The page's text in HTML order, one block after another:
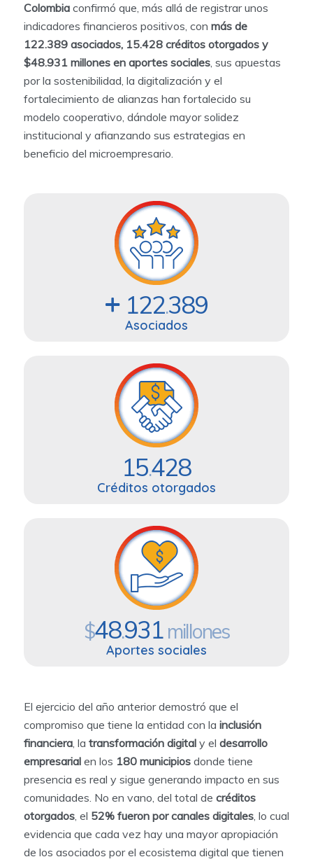
Colombiaconfirmó que, más allá de registrar unos
indicadores financieros positivos, con más de
122.389 asociados, 15.428 créditos otorgados y
$48.931 millones en aportes sociales, sus apuestas
por la sostenibilidad, la digitalización y el
fortalecimiento de alianzas han fortalecido su
modelo cooperativo, dándole mayor solidez
institucional y afianzando sus estrategias en
beneficio del microempresario.
122.389
Asociados
15.428
Créditos otorgados
$48.931millones
Aportes sociales
El ejercicio del año anterior demostró que el
compromiso que tiene la entidad con la inclusión
financiera, la transformación digitaly el desarrollo
empresarialen los 180 municipiosdonde tiene
presencia es real y sigue generando impacto en sus
comunidades. No en vano, del total de créditos
otorgados, el 52% fueron por canales digitales, lo cual
evidencia que cada vez hay una mayor apropiación
de los asociados por el ecosistema digital que tienen